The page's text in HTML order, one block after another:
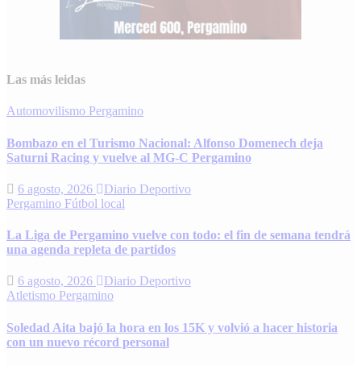
Las más leidas
Automovilismo Pergamino
Bombazo en el Turismo Nacional: Alfonso Domenech deja
Saturni Racing y vuelve al MG-C Pergamino
6 agosto, 2026
Diario Deportivo
Pergamino Fútbol local
La Liga de Pergamino vuelve con todo: el fin de semana tendrá
una agenda repleta de partidos
6 agosto, 2026
Diario Deportivo
Atletismo Pergamino
Soledad Aita bajó la hora en los 15K y volvió a hacer historia
con un nuevo récord personal